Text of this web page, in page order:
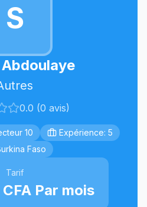
S
0.0 (0 avis)
10
Expérience: 5
Faso
Tarif
Par mois